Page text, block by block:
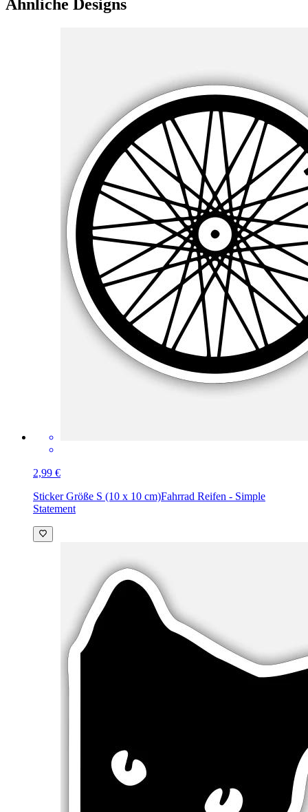
Ähnliche Designs
2,99 €
Sticker Größe S (10 x 10 cm)Fahrrad Reifen - Simple
Statement